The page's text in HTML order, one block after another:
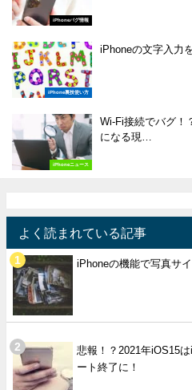
iPhoneバグ情報
iPhone裏技使い方
iPhoneの文字入力
iPhoneニュース
Wi-Fi接続でバグ！
になる現…
よく読まれている記事
iPhoneの機能で写真サ
悲報！？2021年iOS15
ート終了に！